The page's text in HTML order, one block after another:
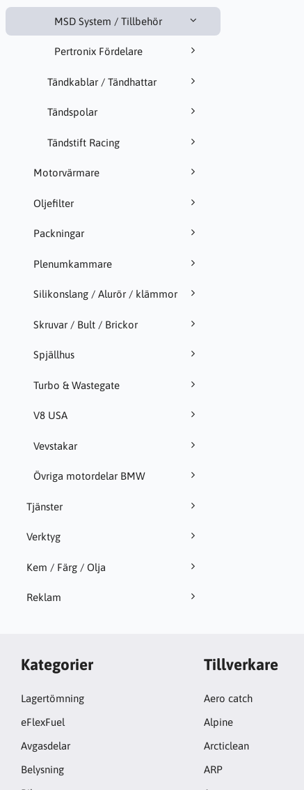
MSD System / Tillbehör
Pertronix Fördelare
Tändkablar / Tändhattar
Tändspolar
Tändstift Racing
Motorvärmare
Oljefilter
Packningar
Plenumkammare
Silikonslang / Alurör / klämmor
Skruvar / Bult / Brickor
Spjällhus
Turbo & Wastegate
V8 USA
Vevstakar
Övriga motordelar BMW
Tjänster
Verktyg
Kem / Färg / Olja
Reklam
Kategorier
Lagertömning
eFlexFuel
Avgasdelar
Belysning
Tillverkare
Aero catch
Alpine
Arcticlean
ARP